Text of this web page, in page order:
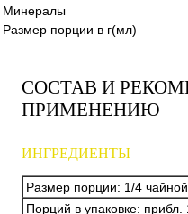
Минералы
Размер порции в г(мл)
СОСТАВ И
ПРИМЕНЕНИЮ
ИНГРЕДИЕНТЫ
Размер порции: 1/4
Порций в упаковке: прибл.